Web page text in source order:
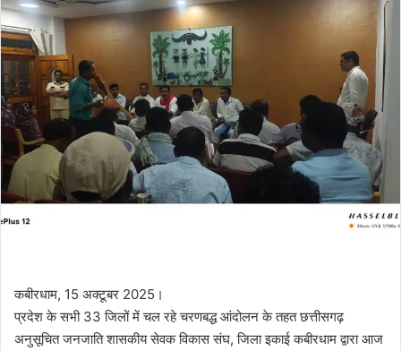
कबीरधाम, 15 अक्टूबर 2025।
प्रदेश के सभी 33 जिलों में चल रहे चरणबद्ध आंदोलन के तहत छत्तीसगढ़
अनुसूचित जनजाति शासकीय सेवक विकास संघ, जिला इकाई कबीरधाम द्वारा आज